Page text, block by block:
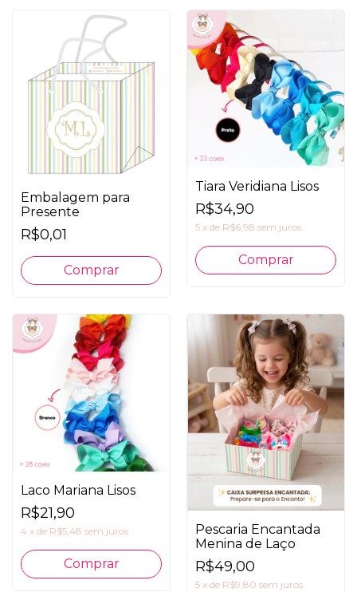
Embalagem para
Presente
R$0,01
Tiara Veridiana Lisos
R$34,90
5 x de R$6,98 sem juros
Comprar
Laco Mariana Lisos
R$21,90
4 x de R$5,48 sem juros
Comprar
Pescaria Encantada
Menina de Laço
R$49,00
5 x de R$9,80 sem juros